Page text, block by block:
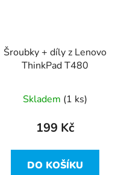
Šroubky + díly z Lenovo
ThinkPad T480
Skladem (1 ks)
199 Kč
DO KOŠÍKU